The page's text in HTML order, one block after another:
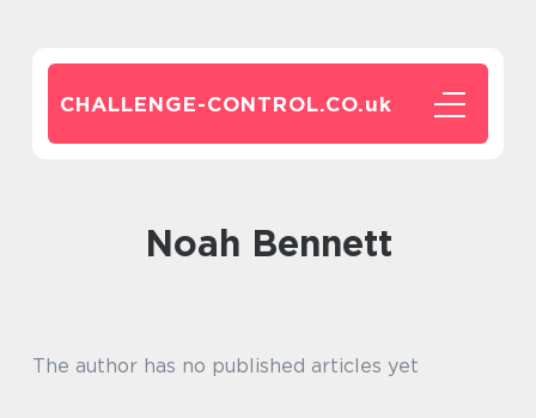
CHALLENGE-CONTROL.CO.uk
Noah Bennett
The author has no published articles yet